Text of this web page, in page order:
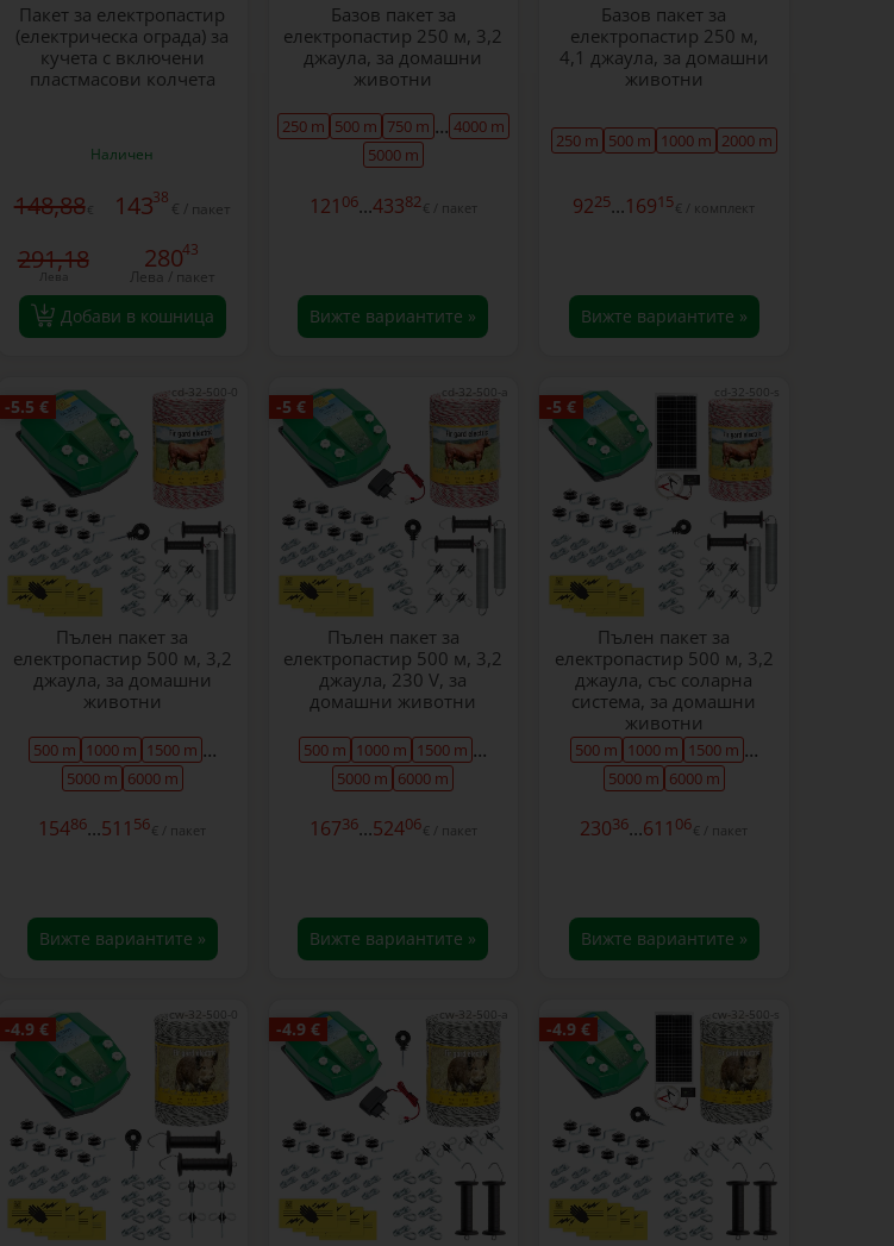
Пакет за електропастир
(електрическа ограда) за
кучета с включени
пластмасови колчета
Наличен
148,88€ 14338
€ / пакет
291,18
Лева
28043
Лева / пакет
Добави в кошница
Базов пакет за
електропастир 250 м, 3,2
джаула, за домашни
животни
250 m 500 m 750 m ... 4000 m
5000 m
121 06...43382 € / пакет
Вижте вариантите »
Базов пакет за
електропастир 250 м,
4,1 джаула, за домашни
животни
250 m 500 m 1000 m 2000 m
9225...16915€ / комплект
Вижте вариантите »
cd-32-500-0
-5.5 €
Пълен пакет за
електропастир 500 м, 3,2
джаула, за домашни
животни
500 m 1000 m 1500 m ...
5000 m 6000 m
15486...511 56€ / пакет
Вижте вариантите »
cd-32-500-a
-5 €
Пълен пакет за
електропастир 500 м, 3,2
джаула, 230 V, за
домашни животни
500 m 1000 m 1500 m ...
5000 m 6000 m
16736...52406€ / пакет
Вижте вариантите »
cd-32-500-s
-5 €
Пълен пакет за
електропастир 500 м, 3,2
джаула, със соларна
система, за домашни
животни
500 m 1000 m 1500 m ...
5000 m 6000 m
23036...611 06€ / пакет
Вижте вариантите »
cw-32-500-0
-4.9 €
cw-32-500-a
-4.9 €
cw-32-500-s
-4.9 €